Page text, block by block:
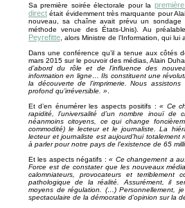
Sa première soirée électorale pour la
direct était évidemment très marquante pour
nouveau, sa chaîne avait prévu un sondage
méthode venue des États-Unis). Au
Peyrefitte, alors Ministre de l’Information, qui lui
Dans une conférence qu’il a tenue aux côtés
mars 2015 sur le pouvoir des médias, Alain
d’abord du rôle et de l’influence des
information en ligne… Ils constituent une
la découverte de l’imprimerie. Nous
profond qu’irréversible. ».
Et d’en énumérer les aspects positifs :« Ce
rapidité, l’universalité d’un nombre inouï
néanmoins citoyens, ce qui change
commodité) le lecteur et le journaliste. La
lecteur et journaliste est aujourd’hui totalement
à parler pour notre pays de l’existence de 65
Et les aspects négatifs :« Ce changement a
Force est de constater que les nouveaux
calomniateurs, provocateurs et
pathologique de la réalité. Assurément, il
moyens de régulation. (…) Personnellement,
spectaculaire de la démocratie d’opinion sur la